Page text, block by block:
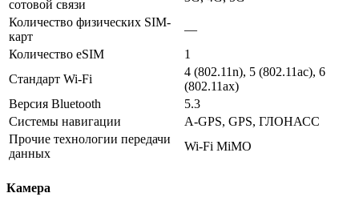
сотовой связи
Количество физических SIM-
карт
—
Количество eSIM
1
Стандарт Wi-Fi
4 (802.11n), 5 (802.11ac), 6
(802.11ax)
Версия Bluetooth
5.3
Системы навигации
A-GPS, GPS, ГЛОНАСС
Прочие технологии передачи
данных
Wi-Fi MiMO
Камера